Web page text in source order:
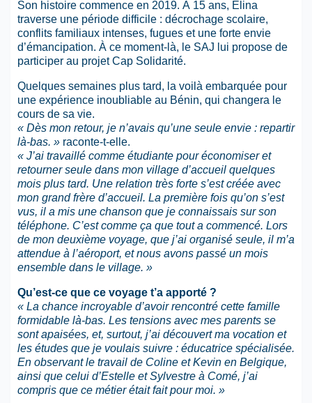
Son histoire commence en 2019. À 15 ans, Elina
traverse une période difficile : décrochage scolaire,
conflits familiaux intenses, fugues et une forte envie
d’émancipation. À ce moment-là, le SAJ lui propose de
participer au projet Cap Solidarité.
Quelques semaines plus tard, la voilà embarquée pour
une expérience inoubliable au Bénin, qui changera le
cours de sa vie.
« Dès mon retour, je n’avais qu’une seule envie : repartir
là-bas. » raconte-t-elle.
« J’ai travaillé comme étudiante pour économiser et
retourner seule dans mon village d’accueil quelques
mois plus tard. Une relation très forte s’est créée avec
mon grand frère d’accueil. La première fois qu’on s’est
vus, il a mis une chanson que je connaissais sur son
téléphone. C’est comme ça que tout a commencé. Lors
de mon deuxième voyage, que j’ai organisé seule, il m’a
attendue à l’aéroport, et nous avons passé un mois
ensemble dans le village. »
Qu’est-ce que ce voyage t’a apporté ?
« La chance incroyable d’avoir rencontré cette famille
formidable là-bas. Les tensions avec mes parents se
sont apaisées, et, surtout, j’ai découvert ma vocation et
les études que je voulais suivre : éducatrice spécialisée.
En observant le travail de Coline et Kevin en Belgique,
ainsi que celui d’Estelle et Sylvestre à Comé, j’ai
compris que ce métier était fait pour moi. »